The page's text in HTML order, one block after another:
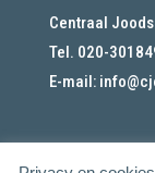
Centraal
Tel. 020-
E-mail: